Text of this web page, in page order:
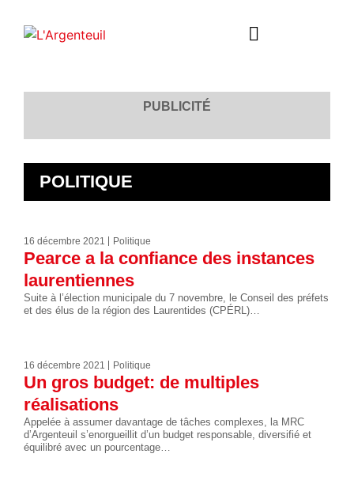
PUBLICITÉ
POLITIQUE
16 décembre 2021 Politique
Pearce a la confiance des instances
laurentiennes
Suite à l’élection municipale du 7 novembre, le Conseil des préfets
et des élus de la région des Laurentides (CPÉRL)…
16 décembre 2021 Politique
Un gros budget: de multiples
réalisations
Appelée à assumer davantage de tâches complexes, la MRC
d’Argenteuil s’enorgueillit d’un budget responsable, diversifié et
équilibré avec un pourcentage…